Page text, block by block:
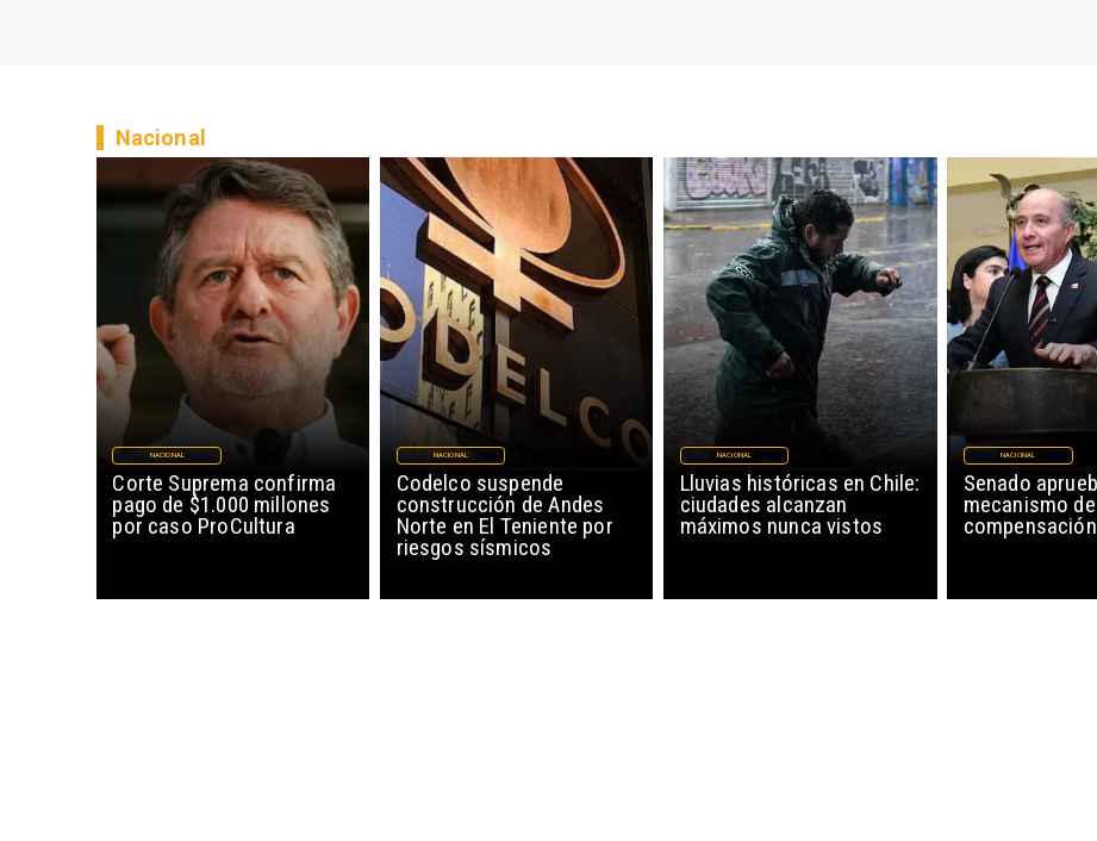
Corte Suprema confirma
pago de $1.000 millones
por caso ProCultura
NACIONAL
Codelco suspende
construcción de Andes
Norte en El Teniente por
riesgos sísmicos
NACIONAL
Lluvias históricas en Chile:
ciudades alcanzan
máximos nunca vistos
NACIONAL
Senado
mecanismo de
NACIONAL
Nacional